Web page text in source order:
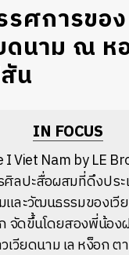
ศการขอ
ยดนาม ณ
น
IN FOCUS
I Viet Nam by LE
ลปะสื่อผสมที่ดึงประ
ละวัฒนธรรมของเวี
จัดขึ้นโดยสองพี่น้อ
เวียดนาม เล หง็อก ต